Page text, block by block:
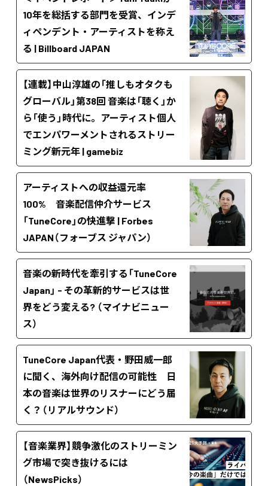
10年を総括する部門を受賞、インデ
ィペンデント・アーティストを称え
る | Billboard JAPAN
【連載】中山淳雄の「推しもオタクも
グローバル」第38回 音楽は「聴く」か
ら「使う」時代に。アーティスト個人
でエンパワーメントされるストリー
ミング新元年 | gamebiz
アーティストへの収益還元率
100% 音楽配信仲介サービス
「TuneCore」の快進撃 | Forbes
JAPAN（フォーブス ジャパン）
音楽の新時代を牽引する「TuneCore
Japan」 - その革新的サービスは世
界をどう変える? （マイナビニュー
ス）
TuneCore Japan代表・野田威一郎
に聞く、海外向け配信の可能性 日
本の音楽は世界のリスナーにどう届
く？（リアルサウンド）
【音楽業界】競争激化のストリーミン
グ市場で突き抜けるには
（NewsPicks）